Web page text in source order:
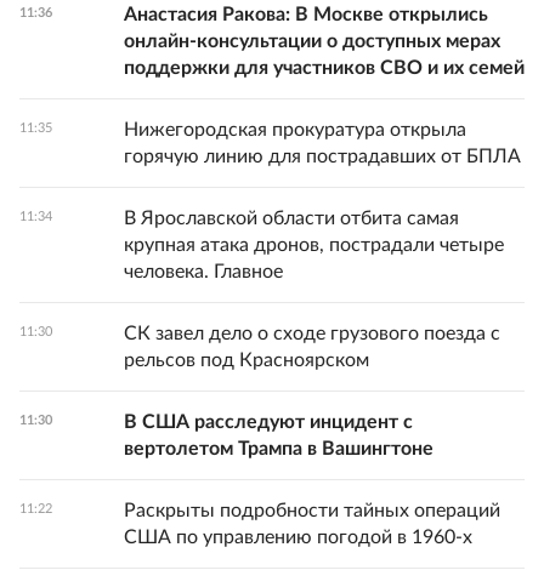
11:36
Анастасия Ракова: В Москве открылись
онлайн-консультации о доступных мерах
поддержки для участников СВО и их семей
11:35
Нижегородская прокуратура открыла
горячую линию для пострадавших от БПЛА
11:34
В Ярославской области отбита самая
крупная атака дронов, пострадали четыре
человека. Главное
11:30
СК завел дело о сходе грузового поезда с
рельсов под Красноярском
11:30
В США расследуют инцидент с
вертолетом Трампа в Вашингтоне
11:22
Раскрыты подробности тайных операций
США по управлению погодой в 1960-х